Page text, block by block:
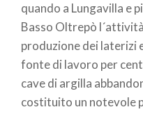
quando a Lungavilla e
Basso Oltrepò
produzione dei laterizi
fonte di lavoro per
cave di argilla
costituito un notevole